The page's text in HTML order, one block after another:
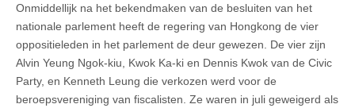
Onmiddellijk na het bekendmaken van de besluiten van het
nationale parlement heeft de regering van Hongkong de vier
oppositieleden in het parlement de deur gewezen. De vier zijn
Alvin Yeung Ngok-kiu, Kwok Ka-ki en Dennis Kwok van de Civic
Party, en Kenneth Leung die verkozen werd voor de
beroepsvereniging van fiscalisten. Ze waren in juli geweigerd als